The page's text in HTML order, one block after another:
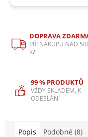
DOPRAVA
PŘI NÁKUPU NAD
Kč
99 % PRODUKTŮ
VŽDY SKLADEM, K
ODESLÁNÍ
Popis Podobné (8)